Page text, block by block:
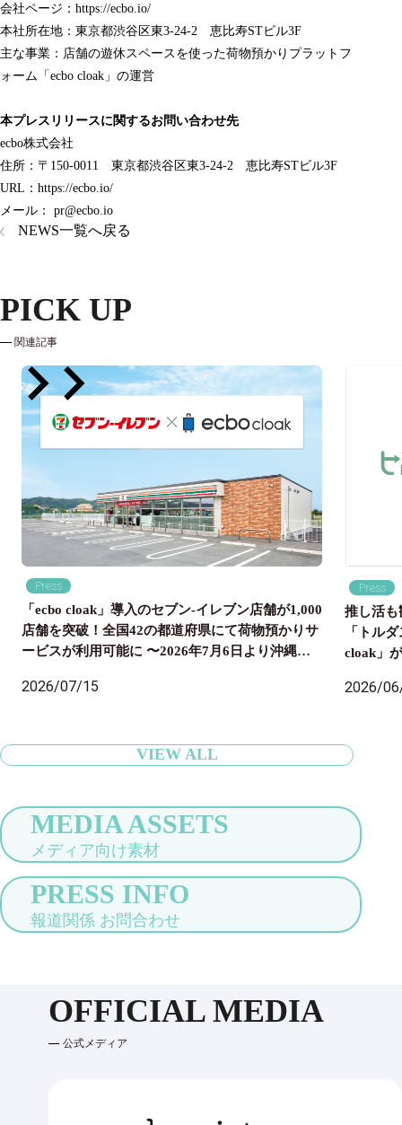
会社ページ： https://ecbo.io/
本社所在地： 東京都渋谷区東3-24-2 恵比寿STビル3F
主な事業：店舗の遊休スペースを使った荷物預かりプラットフ
ォーム「 ecbo cloak 」の運営
本プレスリリースに関するお問い合わせ先
ecbo株式会社
住所：〒150-0011 東京都渋谷区東3-24-2 恵比寿STビル3F
URL： https://ecbo.io/
メール： pr@ecbo.io
NEWS一覧へ戻る
PICK UP
関連記事
Press
「ecbo cloak」導入のセブン‐イレブン店舗が1,000
店舗を突破！全国42の都道府県にて荷物預かりサ
ービスが利用可能に 〜2026年7月6日より沖縄県
行者の身軽な旅をサポート〜
2026/07/15
Press
推し活
「トル
cloak」
2026/
VIEW ALL
MEDIA ASSETS
メディア向け素材
PRESS INFO
報道関係 お問合わせ
OFFICIAL MEDIA
公式メディア